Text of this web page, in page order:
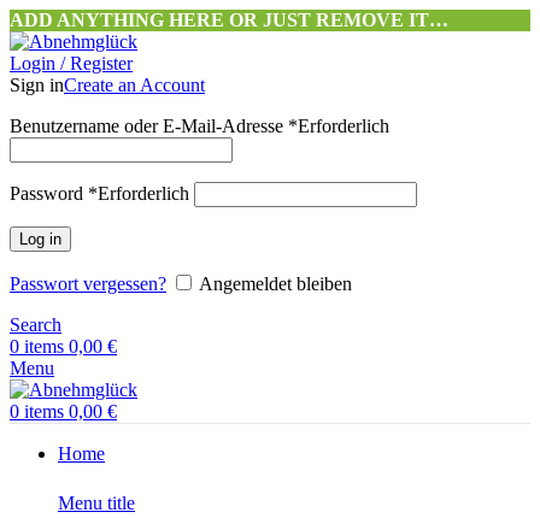
ADD ANYTHING HERE OR JUST REMOVE IT…
Login / Register
Sign inCreate an Account
Benutzername oder E-Mail-Adresse *Erforderlich
Password *Erforderlich
Log in
Passwort vergessen?
Angemeldet bleiben
Search
0 items 0,00 €
Menu
0 items 0,00 €
Home
Menu title